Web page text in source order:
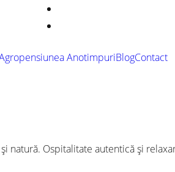
AnotimpuriBlogContact
natură. Ospitalitate autentică și